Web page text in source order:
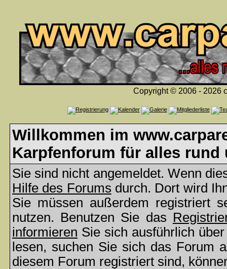
Copyright © 2006 - 2026
Willkommen im
Karpfenforum für alles rund
Sie sind nicht angemeldet. Wenn
Hilfe des Forums durch. Dort wird
Sie müssen außerdem registriert
nutzen. Benutzen Sie das
informieren Sie sich ausführlich
lesen, suchen Sie sich das Forum
diesem Forum registriert sind,